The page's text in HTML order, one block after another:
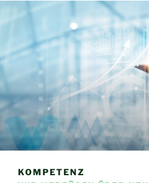
KOMPETENZ